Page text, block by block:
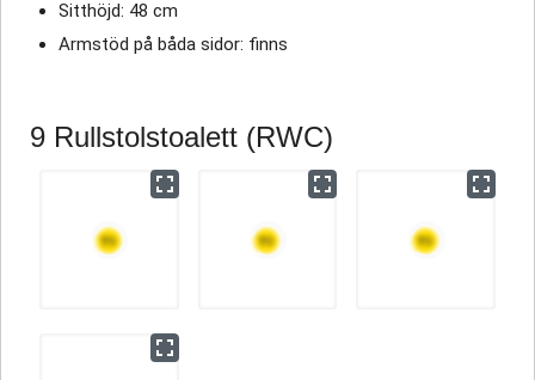
Sitthöjd: 48 cm
Armstöd på båda sidor: finns
9 Rullstolstoalett (RWC)